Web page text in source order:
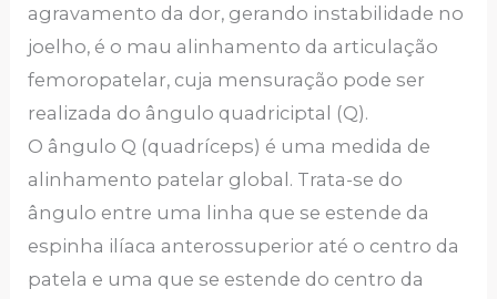
agravamento da dor, gerando instabilidade no
joelho, é o mau alinhamento da articulação
femoropatelar, cuja mensuração pode ser
realizada do ângulo quadriciptal (Q).
O ângulo Q (quadríceps) é uma medida de
alinhamento patelar global. Trata-se do
ângulo entre uma linha que se estende da
espinha ilíaca anterossuperior até o centro da
patela e uma que se estende do centro da